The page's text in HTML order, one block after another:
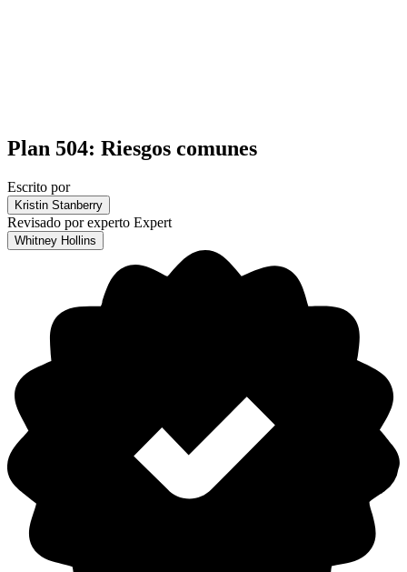
Plan 504: Riesgos comunes
Escrito por
Kristin Stanberry
Revisado por experto Expert
Whitney Hollins